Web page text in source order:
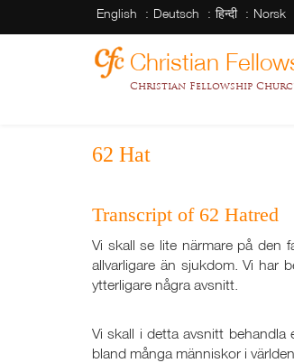
English Deutsch हिन्दी Norsk
Christian
Christian Fellowship
62 Hat
Transcript of 62 Hatred
Vi skall se lite närmare på den
allvarligare än sjukdom. Vi har
ytterligare några avsnitt.
Vi skall i detta avsnitt
bland många människor i